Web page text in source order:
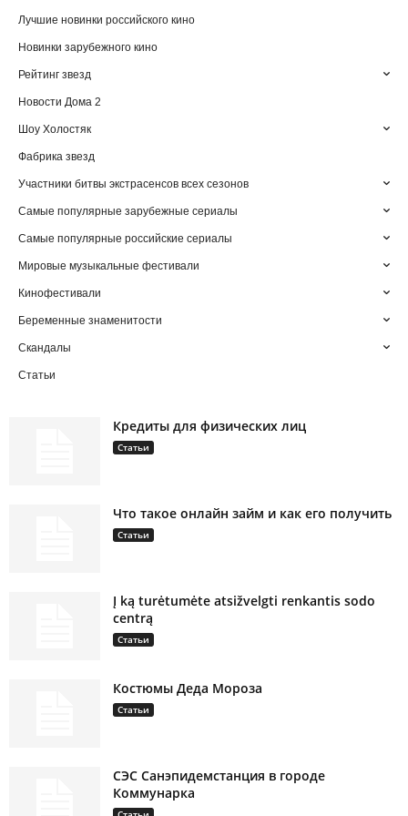
Лучшие новинки российского кино
Новинки зарубежного кино
Рейтинг звезд
Новости Дома 2
Шоу Холостяк
Фабрика звезд
Участники битвы экстрасенсов всех сезонов
Самые популярные зарубежные сериалы
Самые популярные российские сериалы
Мировые музыкальные фестивали
Кинофестивали
Беременные знаменитости
Скандалы
Статьи
Кредиты для физических лиц
Статьи
Что такое онлайн займ и как его получить
Статьи
Į ką turėtumėte atsižvelgti renkantis sodo
centrą
Статьи
Костюмы Деда Мороза
Статьи
СЭС Санэпидемстанция в городе
Коммунарка